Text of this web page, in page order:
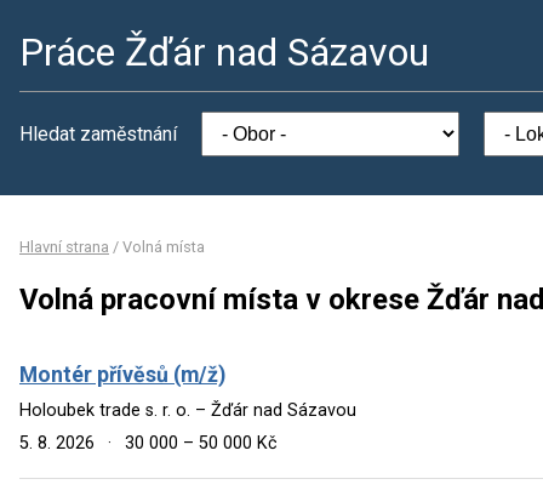
Práce Žďár nad Sázavou
Hledat zaměstnání
Hlavní strana / Volná místa
Volná pracovní místa v okrese Žďár
Montér přívěsů (m/ž)
Holoubek trade s. r. o. – Žďár nad Sázavou
5. 8. 2026
· 30 000 – 50 000 Kč